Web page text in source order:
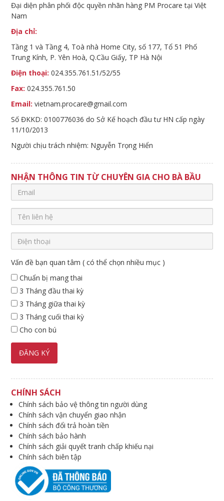
Đại diện phân phối độc quyền nhãn hàng PM Procare tại Việt
Nam
Địa chỉ:
Tầng 1 và Tầng 4, Toà nhà Home City, số 177, Tổ 51 Phố
Trung Kính, P. Yên Hoà, Q.Cầu Giấy, TP Hà Nội
Điện thoại: 024.355.761.51/52/55
Fax: 024.355.761.50
Email: vietnam.procare@gmail.com
Số ĐKKD: 0100776036 do Sở Kế hoạch đầu tư HN cấp ngày
11/10/2013
Người chịu trách nhiệm: Nguyễn Trọng Hiển
NHẬN THÔNG TIN TỪ CHUYÊN GIA CHO BÀ BẦU
Vấn đề bạn quan tâm ( có thể chọn nhiều mục )
Chuẩn bị mang thai
3 Tháng đầu thai kỳ
3 Tháng giữa thai kỳ
3 Tháng cuối thai kỳ
Cho con bú
CHÍNH SÁCH
Chính sách bảo vệ thông tin người dùng
Chính sách vận chuyển giao nhận
Chính sách đổi trả hoàn tiền
Chính sách bảo hành
Chính sách giải quyết tranh chấp khiếu nại
Chính sách biên tập